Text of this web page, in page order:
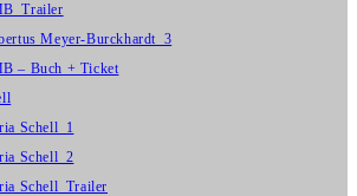
Meyer-Burckhardt_3
– Buch + Ticket
Schell_1
Schell_2
Schell_Trailer